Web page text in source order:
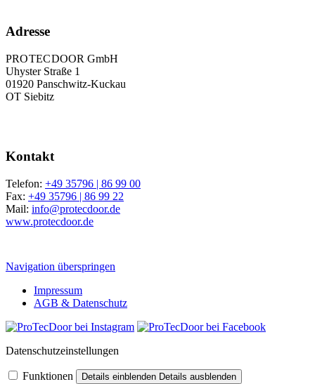
Adresse
PRO TEC DOOR GmbH
Uhyster Straße 1
01920 Panschwitz-Kuckau
OT Siebitz
Kontakt
Telefon: +49 35796 | 86 99 00
Fax: +49 35796 | 86 99 22
Mail: info@protecdoor.de
www.protecdoor.de
Navigation überspringen
Impressum
AGB & Datenschutz
Datenschutzeinstellungen
Funktionen Details einblenden Details ausblenden